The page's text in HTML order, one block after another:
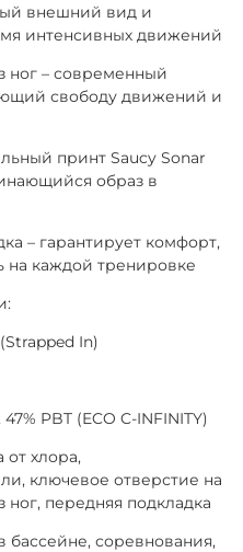
внешний вид и
интенсивных движений
– современный
свободу движений и
принт Saucy Sonar
образ в
– гарантирует комфорт,
на каждой тренировке
In)
PBT (ECO C-INFINITY)
от хлора,
ключевое отверстие на
передняя подкладка
соревнования,